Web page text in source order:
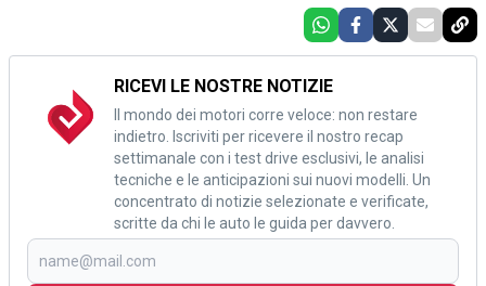
RICEVI LE NOSTRE NOTIZIE
Il mondo dei motori corre veloce: non restare
indietro. Iscriviti per ricevere il nostro recap
settimanale con i test drive esclusivi, le analisi
tecniche e le anticipazioni sui nuovi modelli. Un
concentrato di notizie selezionate e verificate,
scritte da chi le auto le guida per davvero.